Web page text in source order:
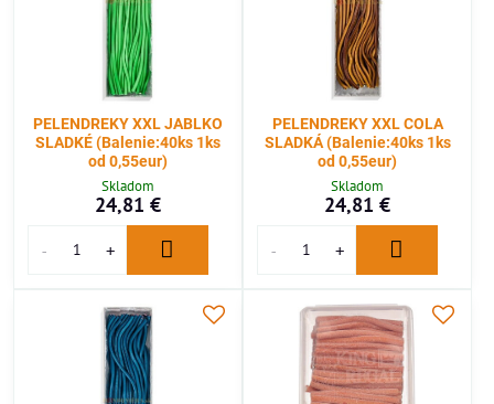
PELENDREKY XXL JABLKO
SLADKÉ (Balenie:40ks 1ks
od 0,55eur)
Skladom
24,81 €
PELENDREKY XXL COLA
SLADKÁ (Balenie:40ks 1ks
od 0,55eur)
Skladom
24,81 €